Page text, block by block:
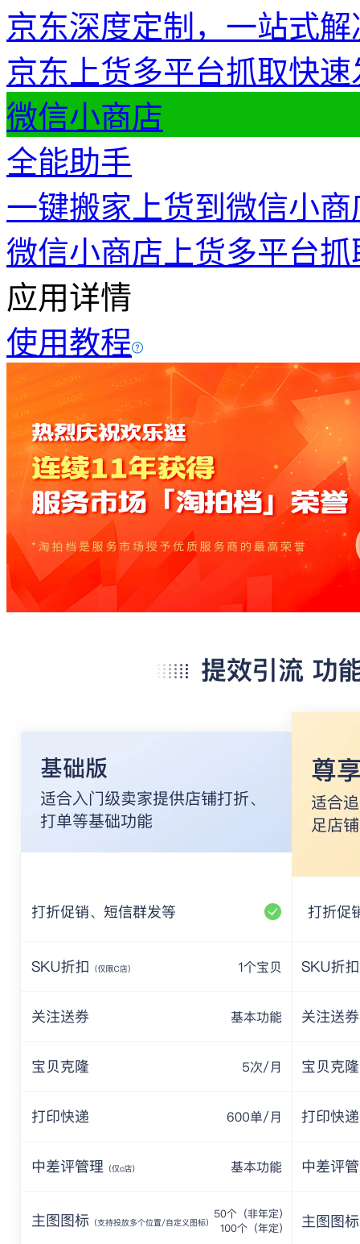
京东深度定制，一站式
京东上货多平台抓取快速
微信小商店
全能助手
一键搬家上货到微信小商
微信小商店上货多平台抓
应用详情
使用教程